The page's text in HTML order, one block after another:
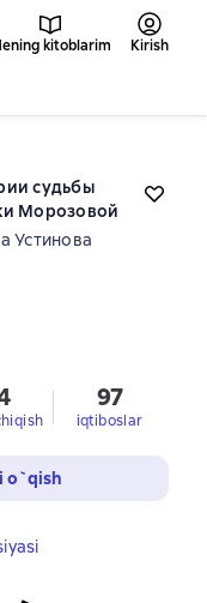
kitoblarim Kirish
судьбы
Морозовой
Устинова
97
iqtiboslar
o`qish